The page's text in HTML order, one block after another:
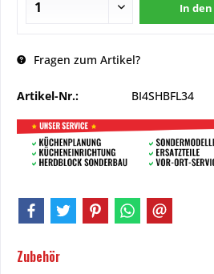
In den
Fragen zum Artikel?
Artikel-Nr.: BI4SHBFL34
Zubehör